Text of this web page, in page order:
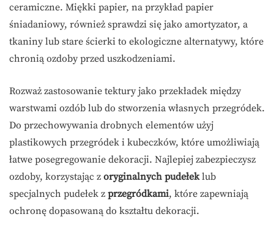
ceramiczne. Miękki papier, na przykład papier
śniadaniowy, również sprawdzi się jako amortyzator, a
tkaniny lub stare ścierki to ekologiczne alternatywy, które
chronią ozdoby przed uszkodzeniami.
Rozważ zastosowanie tektury jako przekładek między
warstwami ozdób lub do stworzenia własnych przegródek.
Do przechowywania drobnych elementów użyj
plastikowych przegródek i kubeczków, które umożliwiają
łatwe posegregowanie dekoracji. Najlepiej zabezpieczysz
ozdoby, korzystając z oryginalnych pudełeklub
specjalnych pudełek z przegródkami, które zapewniają
ochronę dopasowaną do kształtu dekoracji.